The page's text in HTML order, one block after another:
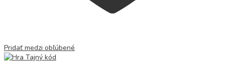
Pridať medzi obľúbené